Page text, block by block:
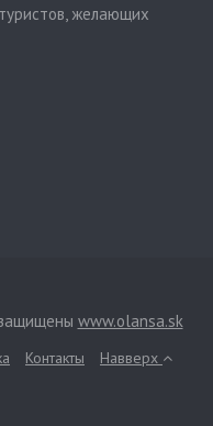
желающих
www.olansa.sk
Контакты Навверх